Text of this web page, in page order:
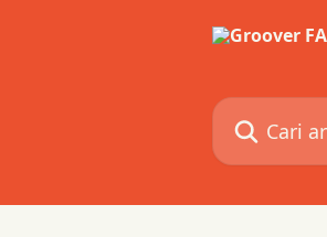
Cari artikel...